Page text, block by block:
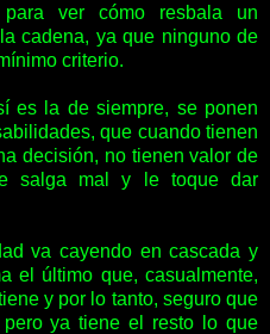
ver cómo resbala un
cadena, ya que ninguno de
criterio.
es la de siempre, se ponen
que cuando tienen
decisión, no tienen valor de
salga mal y le toque dar
va cayendo en cascada y
el último que, casualmente,
y por lo tanto, seguro que
ya tiene el resto lo que